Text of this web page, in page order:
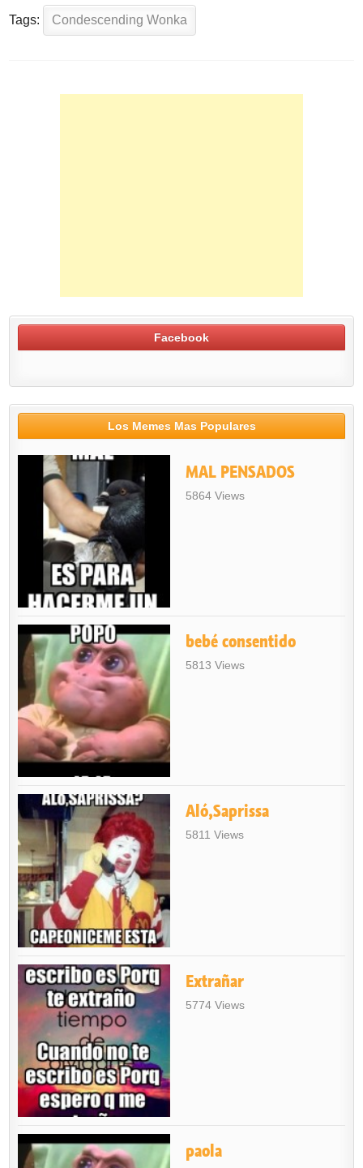
Tags: Condescending Wonka
Facebook
Los Memes Mas Populares
MAL PENSADOS
5864 Views
bebé consentido
5813 Views
Aló,Saprissa
5811 Views
Extrañar
5774 Views
paola